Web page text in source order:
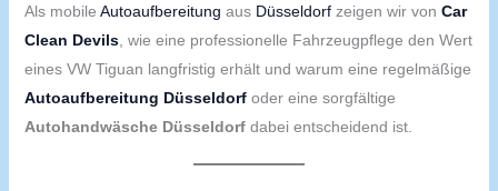
Als mobile Autoaufbereitung aus Düsseldorfzeigen wir von Car
Clean Devils, wie eine professionelle Fahrzeugpflege den Wert
eines VW Tiguan langfristig erhält und warum eine regelmäßige
Autoaufbereitung Düsseldorfoder eine sorgfältige
Autohandwäsche Düsseldorfdabei entscheidend ist.